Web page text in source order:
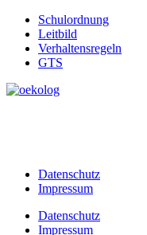
Schulordnung
Leitbild
Verhaltensregeln
GTS
Datenschutz
Impressum
Datenschutz
Impressum